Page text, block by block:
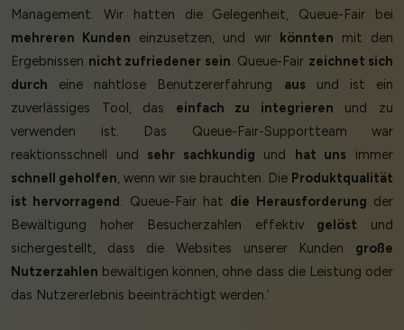
Management. Wir hatten die Gelegenheit, Queue-Fair bei
mehreren Kunden einzusetzen, und wir könnten mit den
Ergebnissen nicht zufriedener sein. Queue-Fair zeichnet sich
durch eine nahtlose Benutzererfahrung ausund ist ein
zuverlässiges Tool, das einfach zu integrieren und zu
verwenden ist. Das Queue-Fair-Supportteam war
reaktionsschnell und sehr sachkundig und hat uns immer
schnell geholfen, wenn wir sie brauchten. Die Produktqualität
ist hervorragend. Queue-Fair hat die Herausforderung der
Bewältigung hoher Besucherzahlen effektiv gelöst und
sichergestellt, dass die Websites unserer Kunden große
Nutzerzahlen bewältigen können, ohne dass die Leistung oder
das Nutzererlebnis beeinträchtigt werden.’